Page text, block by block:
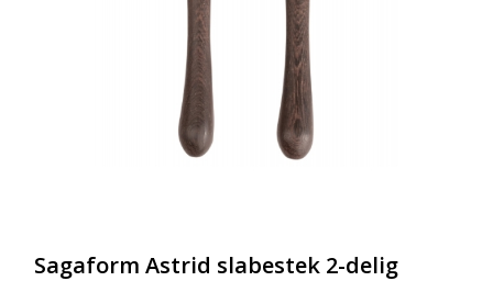
Sagaform Astrid slabestek 2-delig